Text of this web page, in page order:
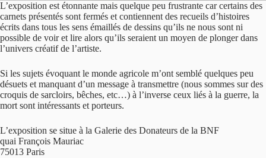
L’exposition est étonnante mais quelque peu frustrante car certains des
carnets présentés sont fermés et contiennent des recueils d’histoires
écrits dans tous les sens émaillés de dessins qu’ils ne nous sont ni
possible de voir et lire alors qu’ils seraient un moyen de plonger dans
l’univers créatif de l’artiste.
Si les sujets évoquant le monde agricole m’ont semblé quelques peu
désuets et manquant d’un message à transmettre (nous sommes sur des
croquis de sarcloirs, bêches, etc…) à l’inverse ceux liés à la guerre, la
mort sont intéressants et porteurs.
L’exposition se situe à la Galerie des Donateurs de la BNF
quai François Mauriac
75013 Paris